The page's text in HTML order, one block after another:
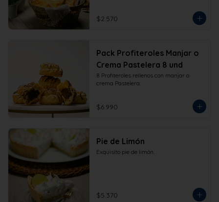
$2.570
Pack Profiteroles Manjar o
Crema Pastelera 8 und
8 Profiteroles rellenos con manjar o
crema Pastelera.
$6.990
Pie de Limón
Exquisito pie de limón.
$5.370